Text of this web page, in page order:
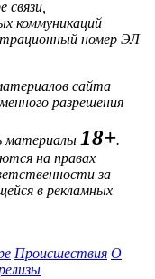
связи,
коммуникаций
номер ЭЛ
сайта
разрешения
материалы 18+.
на правах
за
в рекламных
Происшествия О